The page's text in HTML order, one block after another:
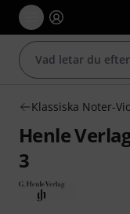
Klassiska Noter-
Henle
3